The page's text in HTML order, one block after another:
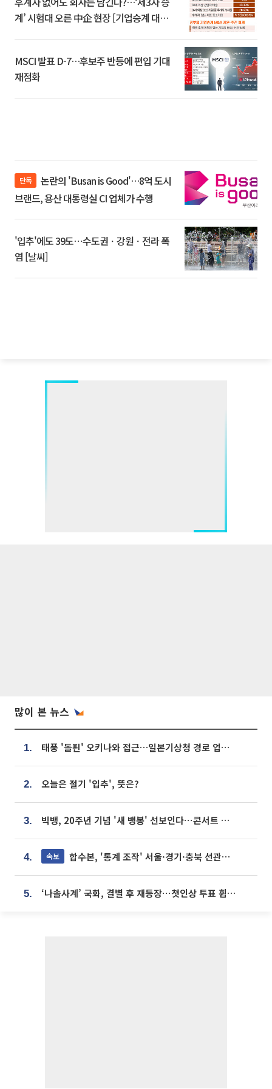
계’ 시험대 오른 中企 현장 [기업승계 대전
MSCI 발표 D-7…후보주 반등에 편입 기대
재점화
단독
브랜드, 용산 대통령실 CI 업체가 수행
'입추'에도 39도⋯수도권ㆍ강원ㆍ전라 폭
염 [날씨]
많이 본 뉴스
1. 태풍 '돌핀' 오키나와 접근…일본기상청 경로 업데이트
2. 오늘은 절기 '입추', 뜻은?
3. 빅뱅, 20주년 기념 '새 뱅봉' 선보인다⋯콘서트 앞두고 팝업 개최
4. 속보 합수본, '통계 조작' 서울·경기·충북 선관위 등 추가 압수수색
5. ‘나솔사계’ 국화, 결별 후 재등장⋯첫인상 투표 휩쓸고 ‘인기녀’ 등극